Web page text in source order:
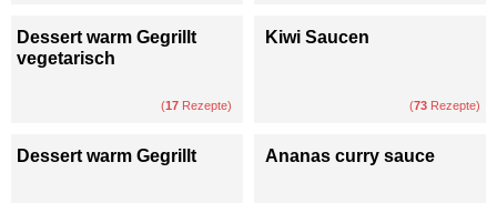
Dessert warm Gegrillt
vegetarisch
(17 Rezepte)
Kiwi Saucen
(73 Rezepte)
Dessert warm Gegrillt Ananas curry sauce